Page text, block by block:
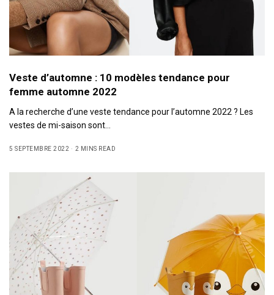
Veste d’automne : 10 modèles tendance pour
femme automne 2022
A la recherche d’une veste tendance pour l’automne 2022 ? Les
vestes de mi-saison sont…
5 SEPTEMBRE 2022 2 MINS READ